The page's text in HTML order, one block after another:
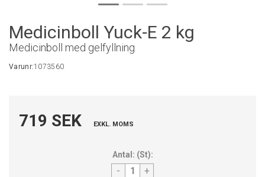
Medicinboll Yuck-E 2 kg
Medicinboll med gelfyllning
Varunr:1073560
719 SEK EXKL. MOMS
Antal: (St):
- +